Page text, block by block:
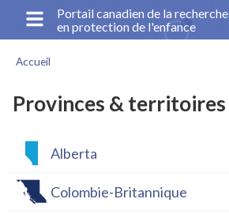
principal
Portail canadien de la recherche
en protection de l'enfance
d'Ariane
Accueil
Provinces & territoires
Alberta
Colombie-Britannique